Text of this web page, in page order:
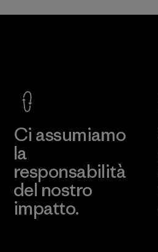
Scopri di
Ci assumiamo
la
responsabilità
del nostro
impatto.